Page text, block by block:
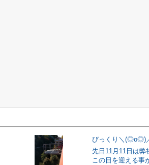
びっくり＼(◎o◎)
先日11月11日は弊
この日を迎える事